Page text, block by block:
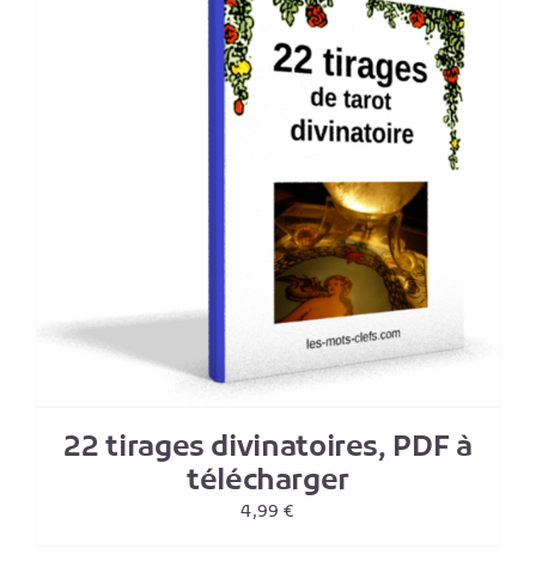
22 tirages divinatoires, PDF à
télécharger
4,99€